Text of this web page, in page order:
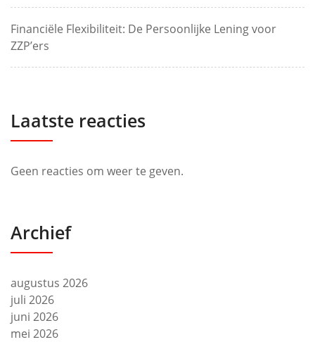
Financiële Flexibiliteit: De Persoonlijke Lening voor
ZZP’ers
Laatste reacties
Geen reacties om weer te geven.
Archief
augustus 2026
juli 2026
juni 2026
mei 2026